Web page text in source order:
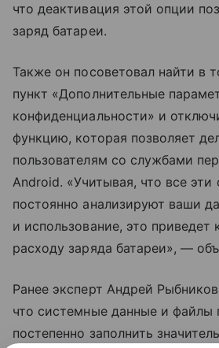
что деактивация этой опции
заряд батареи.
Также он посоветовал найти в
пункт «Дополнительные
конфиденциальности» и
функцию, которая позволяет
пользователям со службами
Android. «Учитывая, что все
постоянно анализируют ваши
и использование, это приведет
расходу заряда батареи», —
Ранее эксперт Андрей
что системные данные и файлы
постепенно заполнить